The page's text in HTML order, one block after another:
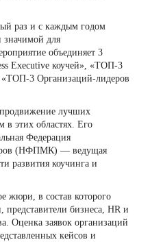
раз и с каждым годом
значимой для
объединяет 3
Executive коучей», «ТОП-3
«ТОП-3 Организаций-лидеров
лучших
в этих областях. Его
Федерация
(НФПМК) — ведущая
развития коучинга и
жюри, в состав которого
представители бизнеса, HR и
Оценка заявок организаций
кейсов и